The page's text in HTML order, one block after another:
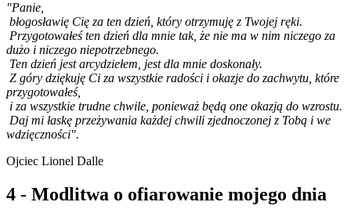
"Panie,
błogosławię Cię za ten dzień, który otrzymuję z Twojej ręki.
Przygotowałeś ten dzień dla mnie tak, że nie ma w nim niczego za
dużo i niczego niepotrzebnego.
Ten dzień jest arcydziełem, jest dla mnie doskonały.
Z góry dziękuję Ci za wszystkie radości i okazje do zachwytu, które
przygotowałeś,
i za wszystkie trudne chwile, ponieważ będą one okazją do wzrostu.
Daj mi łaskę przeżywania każdej chwili zjednoczonej z Tobą i we
wdzięczności".
Ojciec Lionel Dalle
4 - Modlitwa o ofiarowanie mojego dnia